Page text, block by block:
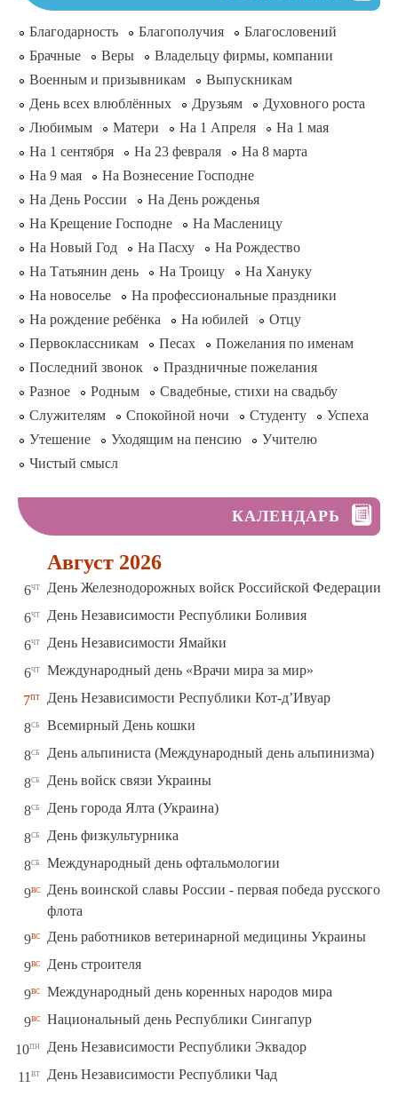
Благодарность Благополучия
Благословений
Брачные
Веры
Владельцу фирмы, компании
Военным и призывникам
Выпускникам
День всех влюблённых
Друзьям
Духовного роста
Любимым
Матери На 1 Апреля
На 1 мая
На 1 сентября
На 23 февраля
На 8 марта
На 9 мая
На Вознесение Господне
На День России
На День рожденья
На Крещение Господне
На Масленицу
На Новый Год
На Пасху
На Рождество
На Татьянин день
На Троицу
На Хануку
На новоселье
На профессиональные праздники
На рождение ребёнка
На юбилей
Отцу
Первоклассникам
Песах
Пожелания по именам
Последний звонок
Праздничные пожелания
Разное
Родным
Свадебные, стихи на свадьбу
Служителям
Спокойной ночи Студенту
Успеха
Утешение
Уходящим на пенсию
Учителю
Чистый смысл
КАЛЕНДАРЬ
Август 2026
6чт День Железнодорожных войск Российской Федерации
6чт День Независимости Республики Боливия
6чт День Независимости Ямайки
6чт Международный день «Врачи мира за мир»
7пт День Независимости Республики Кот-д’Ивуар
8сб Всемирный День кошки
8сб День альпиниста (Международный день альпинизма)
8сб День войск связи Украины
8сб День города Ялта (Украина)
8сб День физкультурника
8сб Международный день офтальмологии
9вс
День воинской славы России - первая победа русского
флота
9вс День работников ветеринарной медицины Украины
9вс День строителя
9вс Международный день коренных народов мира
9вс Национальный день Республики Сингапур
10пн День Независимости Республики Эквадор
11 вт День Независимости Республики Чад